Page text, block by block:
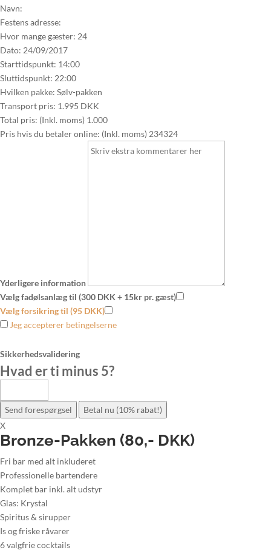
Navn:
Festens adresse:
Hvor mange gæster: 24
Dato: 24/09/2017
Starttidspunkt: 14:00
Sluttidspunkt: 22:00
Hvilken pakke: Sølv-pakken
Transport pris: 1.995 DKK
Total pris: (Inkl. moms) 1.000
Pris hvis du betaler online: (Inkl. moms) 234324
Yderligere information
Vælg fadølsanlæg til (300 DKK + 15kr pr. gæst)
Vælg forsikring til (95 DKK)
Jeg accepterer betingelserne
Sikkerhedsvalidering
Hvad er ti minus 5?
Send forespørgsel
Betal nu (10% rabat!)
X
Bronze-Pakken (80,- DKK)
Fri bar med alt inkluderet
Professionelle bartendere
Komplet bar inkl. alt udstyr
Glas: Krystal
Spiritus & sirupper
Is og friske råvarer
6 valgfrie cocktails